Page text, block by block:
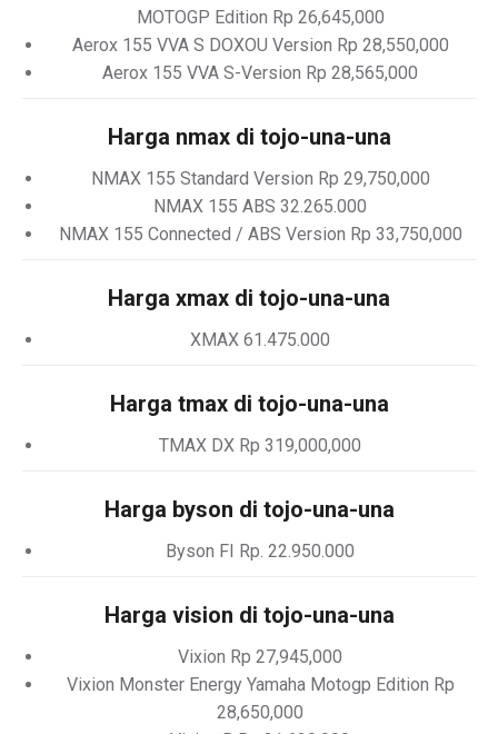
MOTOGP Edition Rp 26,645,000
Aerox 155 VVA S DOXOU Version Rp 28,550,000
Aerox 155 VVA S-Version Rp 28,565,000
Harga nmax di tojo-una-una
NMAX 155 Standard Version Rp 29,750,000
NMAX 155 ABS 32.265.000
NMAX 155 Connected / ABS Version Rp 33,750,000
Harga xmax di tojo-una-una
XMAX 61.475.000
Harga tmax di tojo-una-una
TMAX DX Rp 319,000,000
Harga byson di tojo-una-una
Byson FI Rp. 22.950.000
Harga vision di tojo-una-una
Vixion Rp 27,945,000
Vixion Monster Energy Yamaha Motogp Edition Rp
28,650,000